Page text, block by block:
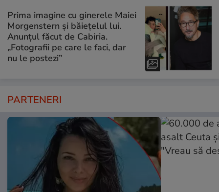
Prima imagine cu ginerele Maiei
Morgenstern și băiețelul lui.
Anunțul făcut de Cabiria.
„Fotografii pe care le faci, dar
nu le postezi”
PARTENERI